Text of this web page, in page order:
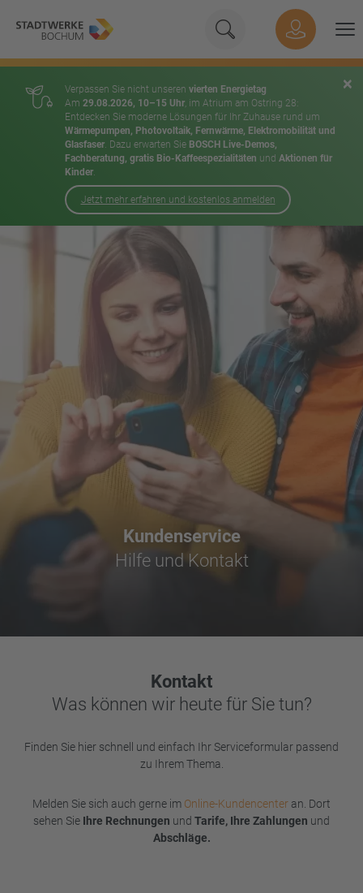
×
Verpassen Sie nicht unseren vierten Energietag
Am 29.08.2026, 10–15 Uhr, im Atrium am Ostring 28:
Entdecken Sie moderne Lösungen für Ihr Zuhause rund um
Wärmepumpen, Photovoltaik, Fernwärme, Elektromobilität und
Glasfaser. Dazu erwarten Sie BOSCH Live-Demos,
Fachberatung, gratis Bio-Kaffeespezialitäten und Aktionen für
Kinder.
Jetzt mehr erfahren und kostenlos anmelden
Geben Sie hier Ihren
Suchen
Hauptnavigation
Kundenservice
Hilfe und Kontakt
Kontakt
Was können wir heute für Sie tun?
Finden Sie hier schnell und einfach Ihr Serviceformular passend
zu Ihrem Thema.
Melden Sie sich auch gerne im Online-Kundencenter an. Dort
sehen Sie Ihre Rechnungen und Tarife, Ihre Zahlungen und
Abschläge.